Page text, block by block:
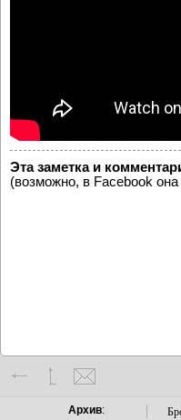
Эта заметка и
(возможно, в Facebook
Архив: